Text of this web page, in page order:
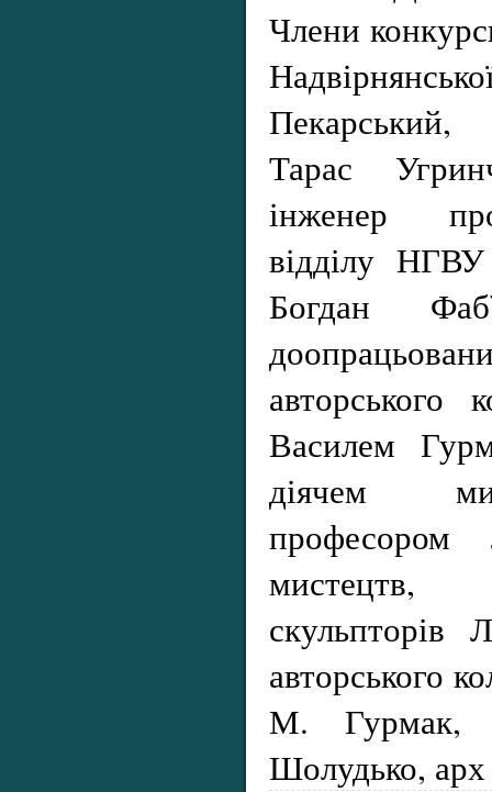
Члени
Пекарський,
Тарас
інженер
відділу НГВУ
Богдан
авторського
Василем
діячем
професором
мистецтв,
скульпторів
авторського
М. Гурмак,
Шолудько,